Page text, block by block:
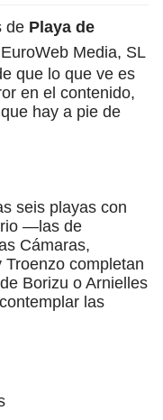
de Playa de
Media, SL
que lo que ve es
en el contenido,
hay a pie de
seis playas con
—las de
Cámaras,
Troenzo completan
Borizu o Arnielles
las